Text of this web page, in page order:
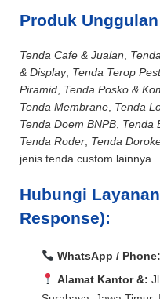
Produk
Tenda Cafe & Jualan
& Display, Tenda Terop
Piramid Tenda Posko &
Tenda Membrane Tenda
Tenda Doem BNPB Tenda
Tenda Roder Tenda
jenis tenda custom lainnya.
Hubungi
Response):
WhatsApp / Phone:
Alamat Kantor &: